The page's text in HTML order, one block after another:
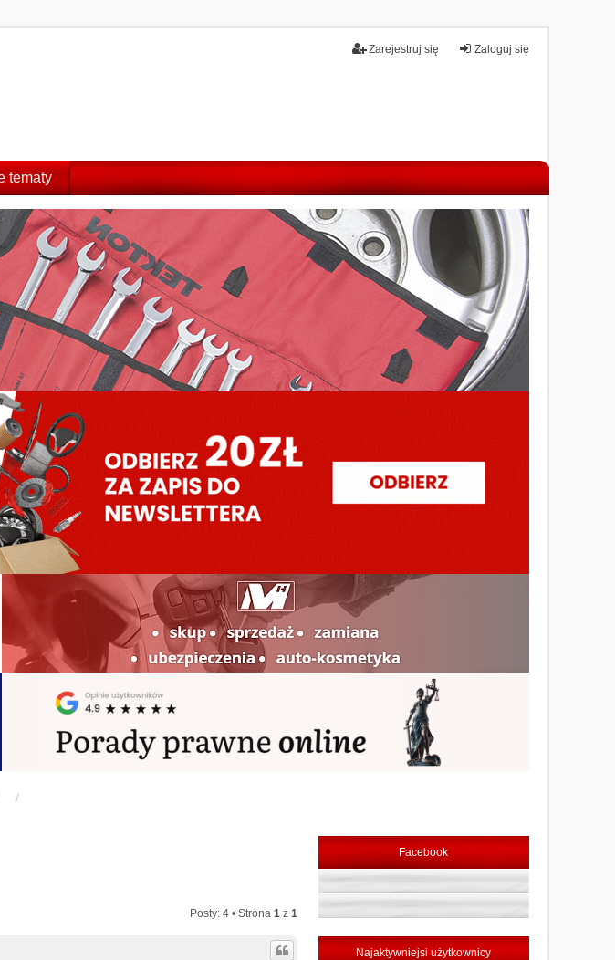
Zaloguj się
Zarejestruj się
tematy
Posty: 4 • Strona 1z 1
Facebook
Najaktywniejsi użytkownicy